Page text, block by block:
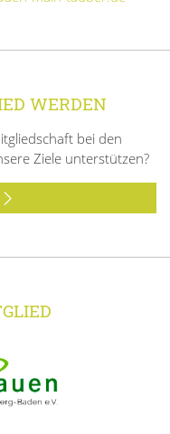
WERDEN
bei den
Ziele unterstützen?